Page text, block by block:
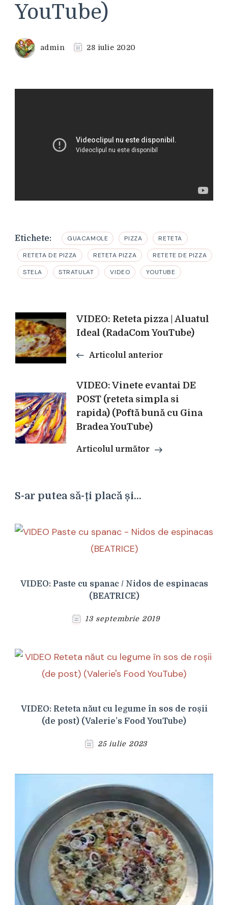
YouTube)
admin 28 iulie 2020
Etichete: GUACAMOLE PIZZA RETETA
RETETA DE PIZZA RETETA PIZZA RETETE DE PIZZA
STELA STRATULAT VIDEO YOUTUBE
Navigare
în
articole
VIDEO: Reteta pizza | Aluatul
Ideal (RadaCom YouTube)
Articolul anterior
VIDEO: Vinete evantai DE
POST (reteta simpla si
rapida) (Poftă bună cu Gina
Bradea YouTube)
Articolul următor
S-ar putea să-ți placă și...
VIDEO: Paste cu spanac / Nidos de espinacas
(BEATRICE)
13 septembrie 2019
VIDEO: Reteta năut cu legume în sos de roșii
(de post) (Valerie’s Food YouTube)
25 iulie 2023